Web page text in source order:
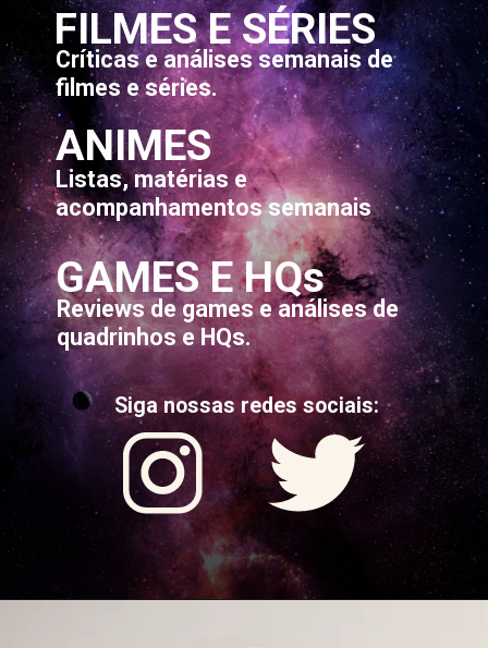
FILMES E SÉRIES
Críticas e análises semanais de
filmes e séries.
ANIMES
Listas, matérias e
acompanhamentos semanais
GAMES E HQs
Reviews de games e análises de
quadrinhos e HQs.
Siga nossas redes sociais: